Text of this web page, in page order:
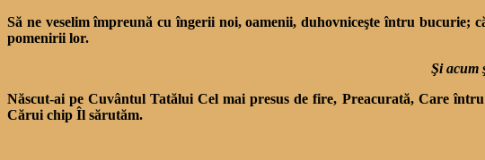
Să ne veselim împreună cu îngerii noi, oamenii, duhovniceşte întru
pomenirii lor.
Şi acum
Născut-ai pe Cuvântul Tatălui Cel mai presus de fire, Preacurată, Care
Cărui chip Îl sărutăm.